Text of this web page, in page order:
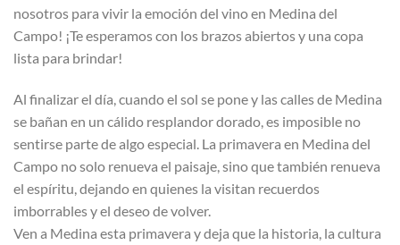
nosotros para vivir la emoción del vino en Medina del
Campo! ¡Te esperamos con los brazos abiertos y una copa
lista para brindar!
Al finalizar el día, cuando el sol se pone y las calles de Medina
se bañan en un cálido resplandor dorado, es imposible no
sentirse parte de algo especial. La primavera en Medina del
Campo no solo renueva el paisaje, sino que también renueva
el espíritu, dejando en quienes la visitan recuerdos
imborrables y el deseo de volver.
Ven a Medina esta primavera y deja que la historia, la cultura